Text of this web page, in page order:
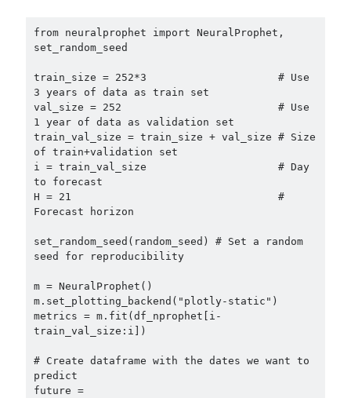
from neuralprophet import NeuralProphet,
set_random_seed
train_size = 252*3                     # Use
3 years of data as train set
val_size = 252                         # Use
1 year of data as validation set
train_val_size = train_size + val_size # Size
of train+validation set
i = train_val_size                     # Day
to forecast
H = 21                                 #
Forecast horizon
set_random_seed(random_seed) # Set a random
seed for reproducibility
m = NeuralProphet()
m.set_plotting_backend("plotly-static")
metrics = m.fit(df_nprophet[i-
train_val_size:i])
# Create dataframe with the dates we want to
predict
future =